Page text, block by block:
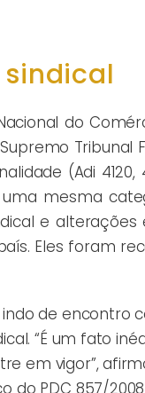
do
Tribunal
(Adi 4120,
mesma
e alterações
Eles foram
de encontro
“É um fato
em vigor”,
do PDC 857/